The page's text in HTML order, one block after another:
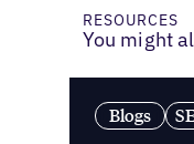
RESOURCES
You might
Blogs